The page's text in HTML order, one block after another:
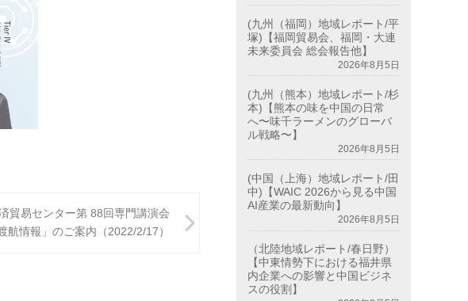
貿易センター第 88回専門講演会
航情報」のご案内（2022/2/17）
(九州（福岡）地域レポート/平
塚)【福岡貿易会、福岡・大連
未来委員会 総会報告他】
2026年8月5日
(九州（熊本）地域レポート/杉
本)【熊本の味を中国の日常
へ〜味千ラーメンのグローバ
ル戦略〜】
2026年8月5日
(中国（上海）地域レポート/田
中)【WAIC 2026から見る中国
AI産業の最新動向】
2026年8月5日
（北陸地域レポート/春日野）
【中東情勢下における福井県
内企業への影響と中国ビジネ
スの役割】